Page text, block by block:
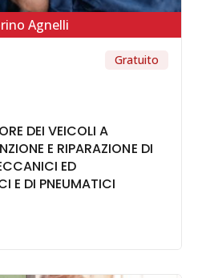
Agnelli
Gratuito
DEI VEICOLI A
E RIPARAZIONE DI
ED
E DI PNEUMATICI